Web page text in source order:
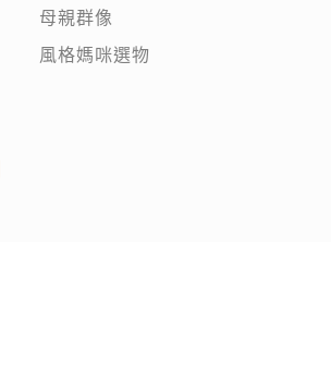
母親群像
風格媽咪選物